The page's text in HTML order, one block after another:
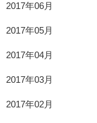
2017年06月
2017年05月
2017年04月
2017年03月
2017年02月